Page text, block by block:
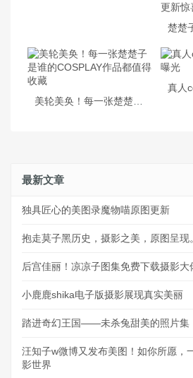
美轮美奂！每一张楚楚子是谁的COSPLAY作品都值得收藏
最新文章
独具匠心的美图录魔物喵原图更新
抱走莫子黑历史，摄影之美，原图呈现。
后宫佳丽！凉凉子图集免费下载摄影
小鹿鹿shika电子版摄影展现真实美丽
踏进奇幻王国——未杀兔甜美的照片集
汪知子w微博又发布美图！如你所愿，
影世界